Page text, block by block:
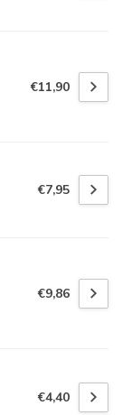
€11,90
€7,95
€9,86
€4,40